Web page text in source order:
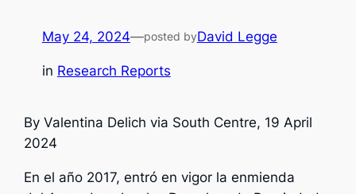
May 24, 2024—posted byDavid Legge
in Research Reports
ByValentina Delich via South Centre, 19 April
2024
En el año 2017, entró en vigor la enmienda